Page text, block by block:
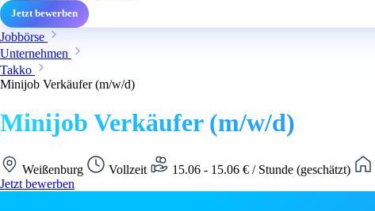
Jetzt bewerben
Jobbörse
Unternehmen
Takko
Minijob Verkäufer (m/w/d)
Minijob Verkäufer (m/w/d)
Weißenburg Vollzeit 15.06 - 15.06 € / Stunde (geschätzt)
Jetzt bewerben